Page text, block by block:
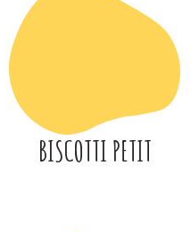
BISCOTTI PETIT